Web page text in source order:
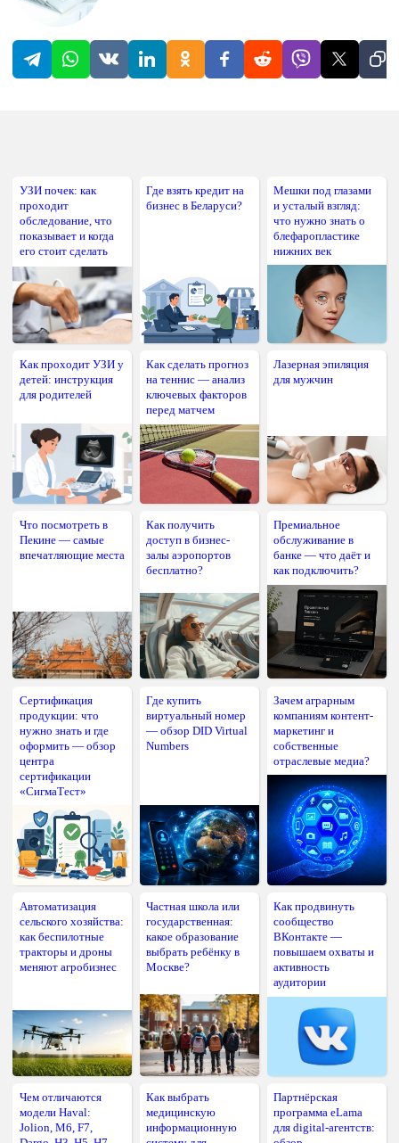
УЗИ почек: как
проходит
обследование, что
показывает и когда
его стоит сделать
Где взять кредит на
бизнес в Беларуси?
Мешки под глазами
и усталый взгляд:
что нужно знать о
блефаропластике
нижних век
Как проходит УЗИ у
детей: инструкция
для родителей
Как сделать прогноз
на теннис — анализ
ключевых факторов
перед матчем
Лазерная эпиляция
для мужчин
Что посмотреть в
Пекине — самые
впечатляющие места
Как получить
доступ в бизнес-
залы аэропортов
бесплатно?
Премиальное
обслуживание в
банке — что даёт и
как подключить?
Сертификация
продукции: что
нужно знать и где
оформить — обзор
центра
сертификации
«СигмаТест»
Где купить
виртуальный номер
— обзор DID Virtual
Numbers
Зачем аграрным
компаниям контент-
маркетинг и
собственные
отраслевые медиа?
Автоматизация
сельского хозяйства:
как беспилотные
тракторы и дроны
меняют агробизнес
Частная школа или
государственная:
какое образование
выбрать ребёнку в
Москве?
Как продвинуть
сообщество
ВКонтакте —
повышаем охваты и
активность
аудитории
Чем отличаются
модели Haval:
Jolion, M6, F7,
Как выбрать
медицинскую
информационную
Партнёрская
программа eLama
для digital-агентств: